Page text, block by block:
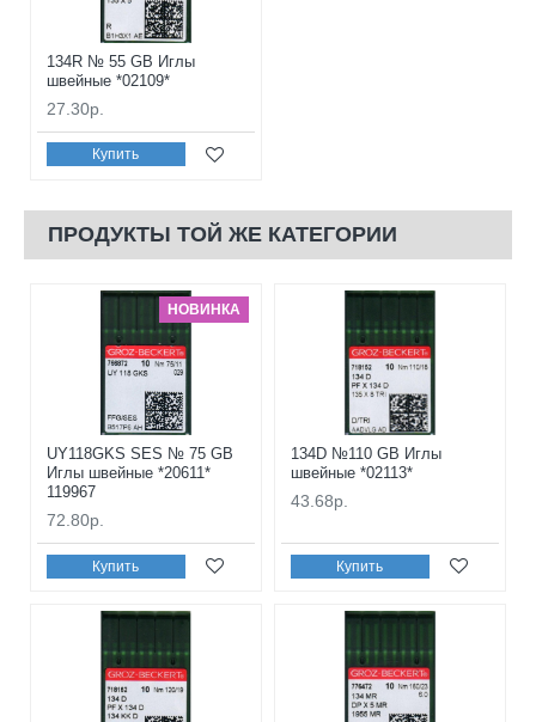
134R № 55 GB Иглы
швейные *02109*
27.30р.
Купить
ПРОДУКТЫ ТОЙ ЖЕ КАТЕГОРИИ
НОВИНКА
UY118GKS SES № 75 GB
Иглы швейные *20611*
119967
72.80р.
Купить
134D №110 GB Иглы
швейные *02113*
43.68р.
Купить